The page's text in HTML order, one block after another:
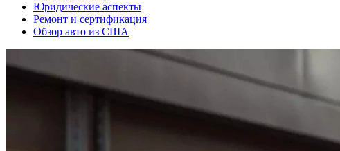
Юридические аспекты
Ремонт и сертификация
Обзор авто из США